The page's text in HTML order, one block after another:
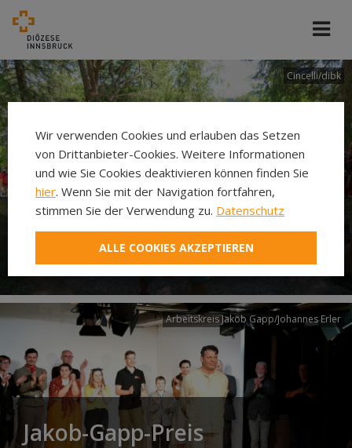
Cincelli/dibk
Neuer Pilgerweg Via
Laudato si’
Arbeitskreis Jakob Gapp/Johannes Erler
Jakob-Gapp-Preis
Wir verwenden Cookies und erlauben das Setzen
von Drittanbieter-Cookies. Weitere Informationen
und wie Sie Cookies deaktivieren können finden Sie
hier. Wenn Sie mit der Navigation fortfahren,
stimmen Sie der Verwendung zu. Datenschutz
ALLE COOKIES AKZEPTIEREN